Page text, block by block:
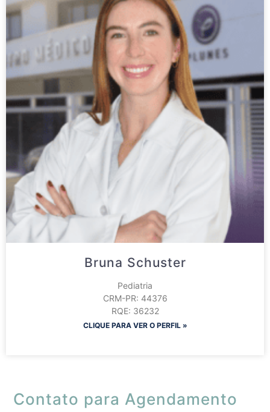
Bruna Schuster
Pediatria
CRM-PR: 44376
RQE: 36232
CLIQUE PARA VER O PERFIL »
Contato para Agendamento